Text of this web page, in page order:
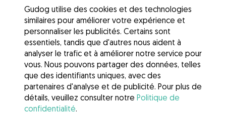
Gudog utilise des cookies et des technologies
similaires pour améliorer votre expérience et
personnaliser les publicités. Certains sont
essentiels, tandis que d'autres nous aident à
analyser le trafic et à améliorer notre service pour
vous. Nous pouvons partager des données, telles
que des identifiants uniques, avec des
partenaires d'analyse et de publicité. Pour plus de
détails, veuillez consulter notre Politique de
confidentialité.